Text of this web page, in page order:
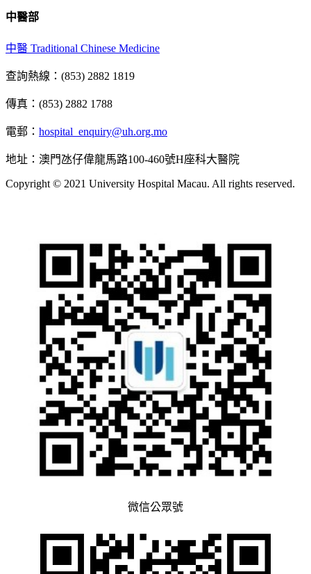
中醫部
中醫 Traditional Chinese Medicine
查詢熱線：(853) 2882 1819
傳真：(853) 2882 1788
電郵： hospital_enquiry@uh.org.mo
地址：澳門氹仔偉龍馬路100-460號H座科大醫院
Copyright © 2021 University Hospital Macau. All rights reserved.
微信公眾號